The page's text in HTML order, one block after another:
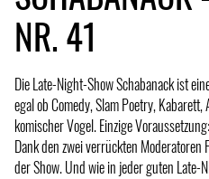
NR. 41
Die Late-Night-Show Schabanack ist
egal ob Comedy, Slam Poetry,
komischer Vogel. Einzige
Dank den zwei verrückten
der Show. Und wie in jeder guten Late-